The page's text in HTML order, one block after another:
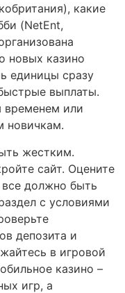
какие
(NetEnt,
новых казино
единицы сразу
выплаты.
временем или
новичкам.
жестким.
сайт. Оцените
должно быть
с условиями
депозита и
в игровой
казино –
игр, а